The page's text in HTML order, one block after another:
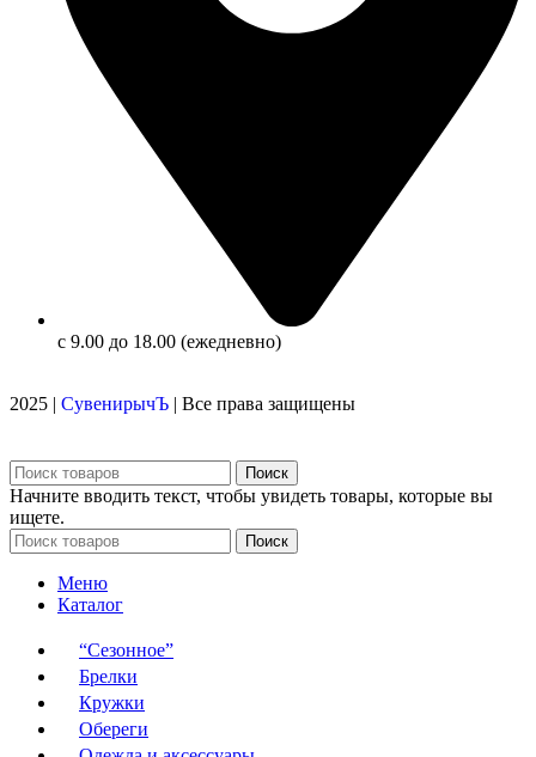
с 9.00 до 18.00 (ежедневно)
2025 | СувенирычЪ | Все права защищены
Поиск
Начните вводить текст, чтобы увидеть товары, которые вы
ищете.
Поиск
Меню
Каталог
“Сезонное”
Брелки
Кружки
Обереги